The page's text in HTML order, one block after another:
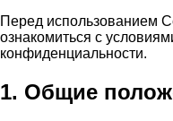
Перед использованием
ознакомиться с
конфиденциальности.
1. Общие